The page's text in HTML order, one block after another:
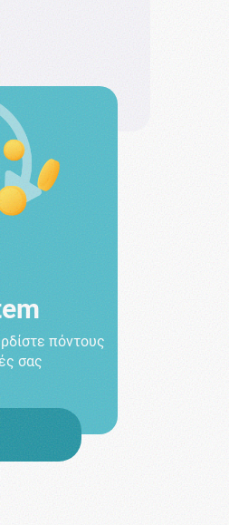
πόντους
σας